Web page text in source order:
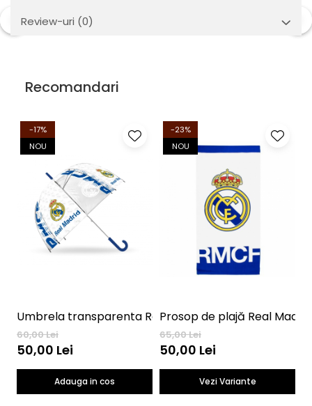
Review-uri (0)
Recomandari
-17%
NOU
Umbrela transparenta Real Madrid
60,00 Lei
50,00 Lei
Adauga in cos
-23%
NOU
Prosop de plajă Real
65,00 Lei
50,00 Lei
Vezi Variante